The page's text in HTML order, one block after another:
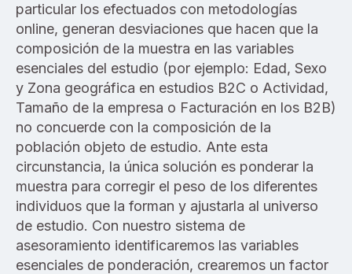
particular los efectuados con metodologías
online, generan desviaciones que hacen que la
composición de la muestra en las variables
esenciales del estudio (por ejemplo: Edad, Sexo
y Zona geográfica en estudios B2C o Actividad,
Tamaño de la empresa o Facturación en los B2B)
no concuerde con la composición de la
población objeto de estudio. Ante esta
circunstancia, la única solución es ponderar la
muestra para corregir el peso de los diferentes
individuos que la forman y ajustarla al universo
de estudio. Con nuestro sistema de
asesoramiento identificaremos las variables
esenciales de ponderación, crearemos un factor